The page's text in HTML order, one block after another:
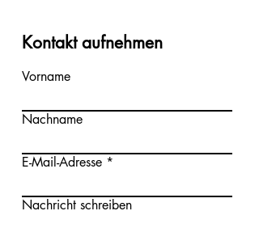
Kontakt aufnehmen
Vorname
Nachname
E-Mail-Adresse
Nachricht schreiben